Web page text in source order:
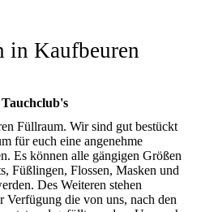
in Kaufbeuren
Füllraum. Wir sind gut bestückt
für euch eine angenehme
Es können alle gängigen Größen
Füßlingen, Flossen, Masken und
Des Weiteren stehen
Verfügung die von uns, nach den